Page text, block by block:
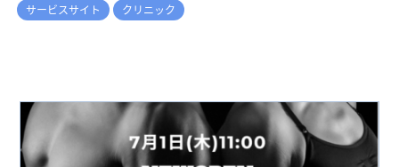
サービスサイト
クリニック